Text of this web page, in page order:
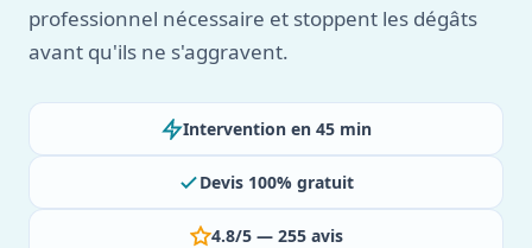
professionnel nécessaire et stoppent les dégâts
avant qu'ils ne s'aggravent.
Intervention en 45 min
Devis 100% gratuit
4.8/5 — 255 avis